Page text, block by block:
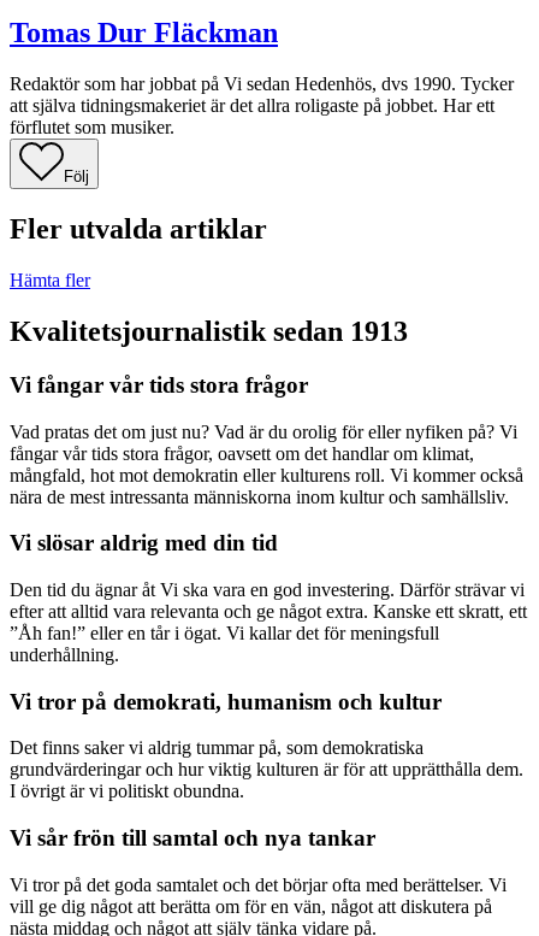
Tomas Dur Fläckman
Redaktör som har jobbat på Vi sedan Hedenhös, dvs 1990. Tycker
att själva tidningsmakeriet är det allra roligaste på jobbet. Har ett
förflutet som musiker.
Följ
Fler utvalda artiklar
Hämta fler
Kvalitetsjournalistik sedan 1913
Vi fångar vår tids stora frågor
Vad pratas det om just nu? Vad är du orolig för eller nyfiken på? Vi
fångar vår tids stora frågor, oavsett om det handlar om klimat,
mångfald, hot mot demokratin eller kulturens roll. Vi kommer också
nära de mest intressanta människorna inom kultur och samhällsliv.
Vi slösar aldrig med din tid
Den tid du ägnar åt Vi ska vara en god investering. Därför strävar vi
efter att alltid vara relevanta och ge något extra. Kanske ett skratt, ett
”Åh fan!” eller en tår i ögat. Vi kallar det för meningsfull
underhållning.
Vi tror på demokrati, humanism och kultur
Det finns saker vi aldrig tummar på, som demokratiska
grundvärderingar och hur viktig kulturen är för att upprätthålla dem.
I övrigt är vi politiskt obundna.
Vi sår frön till samtal och nya tankar
Vi tror på det goda samtalet och det börjar ofta med berättelser. Vi
vill ge dig något att berätta om för en vän, något att diskutera på
nästa middag och något att själv tänka vidare på.